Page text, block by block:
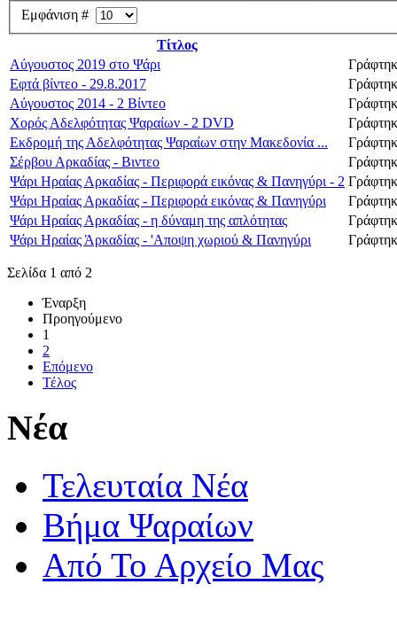
Εμφάνιση #
Τίτλος
Αύγουστος 2019 στο Ψάρι
Εφτά βίντεο - 29.8.2017
Αύγουστος 2014 - 2 Βίντεο
Χορός Αδελφότητας Ψαραίων - 2 DVD
Εκδρομή της Αδελφότητας Ψαραίων στην Μακεδονία ...
Σέρβου Αρκαδίας - Βιντεο
Ψάρι Ηραίας Αρκαδίας - Περιφορά εικόνας & Πανηγύρι - 2
Ψάρι Ηραίας Αρκαδίας - Περιφορά εικόνας & Πανηγύρι
Ψάρι Ηραίας Αρκαδίας - η δύναμη της απλότητας
Ψάρι Ηραίας Άρκαδίας - 'Αποψη χωριού & Πανηγύρι
Σελίδα 1 από 2
Έναρξη
Προηγούμενο
1
2
Επόμενο
Τέλος
Νέα
Τελευταία Νέα
Βήμα Ψαραίων
Από Το Αρχείο Μας